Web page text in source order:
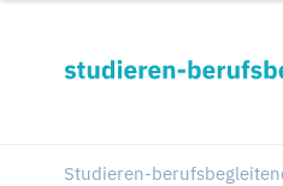
Studieren-